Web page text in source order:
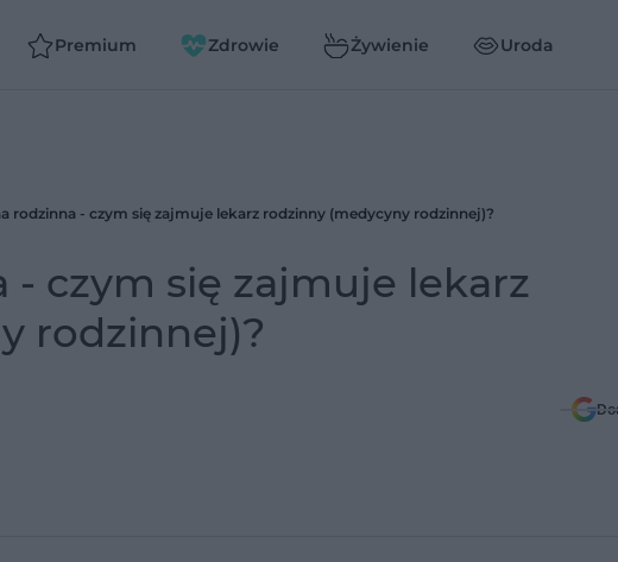
Premium Zdrowie Żywienie Uroda
rodzinna - czym się zajmuje lekarz rodzinny (medycyny rodzinnej)?
- czym się zajmuje lekarz
rodzinnej)?